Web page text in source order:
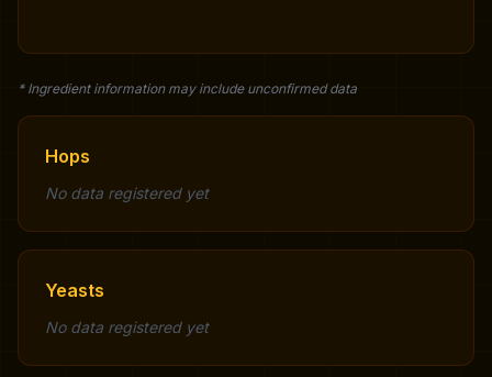
* Ingredient information may include unconfirmed data
Hops
No data registered yet
Yeasts
No data registered yet